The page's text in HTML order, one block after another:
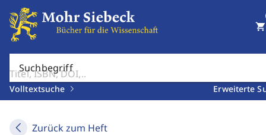
Suchbegriff
Volltextsuche Erweiterte
shopping_cart
Zurück zum Heft